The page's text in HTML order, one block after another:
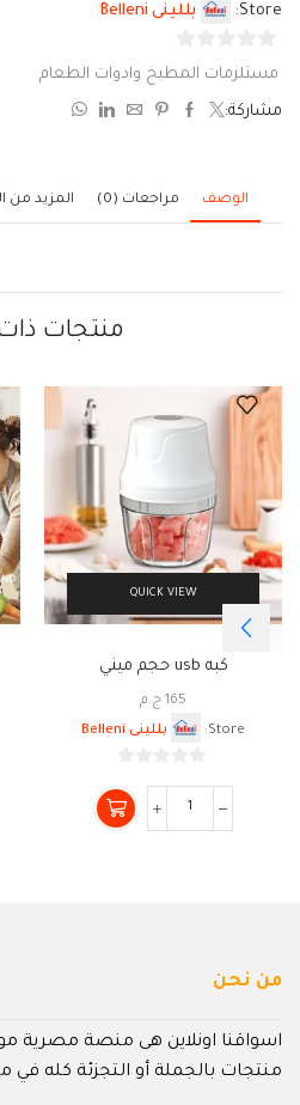
Store: بللينى Belleni
0
مستلزمات المطبخ وادوات الطعام
مشاركة:
الوصف مراجعات (0) المزيد من
منتجات
QUICK VIEW
كبه usb حجم ميني
165 ج.م
Store:
بللينى Belleni
من
5
من نحن
اسواقنا اونلاين هى منصة مصرية
منتجات بالجملة أو التجزئة كله في